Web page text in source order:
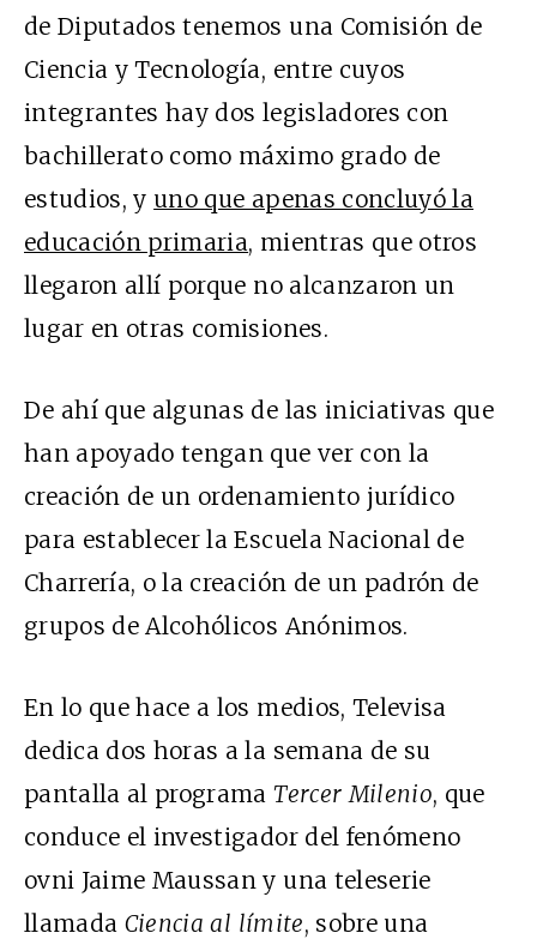
de Diputados tenemos una Comisión de
Ciencia y Tecnología, entre cuyos
integrantes hay dos legisladores con
bachillerato como máximo grado de
estudios, y uno que apenas concluyó la
educación primaria, mientras que otros
llegaron allí porque no alcanzaron un
lugar en otras comisiones.
De ahí que algunas de las iniciativas que
han apoyado tengan que ver con la
creación de un ordenamiento jurídico
para establecer la Escuela Nacional de
Charrería, o la creación de un padrón de
grupos de Alcohólicos Anónimos.
En lo que hace a los medios, Televisa
dedica dos horas a la semana de su
pantalla al programaTercer Milenio, que
conduce el investigador del fenómeno
ovni Jaime Maussan y una teleserie
llamada Ciencia al límite, sobre una